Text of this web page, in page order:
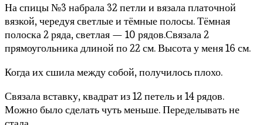
На спицы №3 набрала 32 петли и вязала платочной
вязкой, чередуя светлые и тёмные полосы. Тёмная
полоска 2 ряда, светлая — 10 рядов.Связала 2
прямоугольника длиной по 22 см. Высота у меня 16 см.
Когда их сшила между собой, получилось плохо.
Связала вставку, квадрат из 12 петель и 14 рядов.
Можно было сделать чуть меньше. Переделывать не